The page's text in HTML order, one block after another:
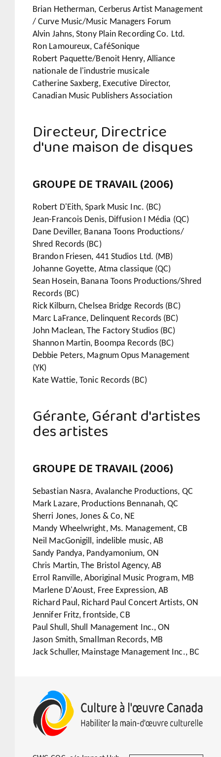
Brian Hetherman, Cerberus Artist Management
/ Curve Music/Music Managers Forum
Alvin Jahns, Stony Plain Recording Co. Ltd.
Ron Lamoureux, CaféSonique
Robert Paquette/Benoit Henry, Alliance
nationale de l'industrie musicale
Catherine Saxberg, Executive Director,
Canadian Music Publishers Association
Directeur, Directrice
d'une maison de disques
GROUPE DE TRAVAIL (2006)
Robert D'Eith, Spark Music Inc. (BC)
Jean-Francois Denis, Diffusion I Média (QC)
Dane Deviller, Banana Toons Productions/
Shred Records (BC)
Brandon Friesen, 441 Studios Ltd. (MB)
Johanne Goyette, Atma classique (QC)
Sean Hosein, Banana Toons Productions/Shred
Records (BC)
Rick Kilburn, Chelsea Bridge Records (BC)
Marc LaFrance, Delinquent Records (BC)
John Maclean, The Factory Studios (BC)
Shannon Martin, Boompa Records (BC)
Debbie Peters, Magnum Opus Management
(YK)
Kate Wattie, Tonic Records (BC)
Gérante, Gérant d'artistes
des artistes
GROUPE DE TRAVAIL (2006)
Sebastian Nasra, Avalanche Productions, QC
Mark Lazare, Productions Bennanah, QC
Sherri Jones, Jones & Co, NE
Mandy Wheelwright, Ms. Management, CB
Neil MacGonigill, indelible music, AB
Sandy Pandya, Pandyamonium, ON
Chris Martin, The Bristol Agency, AB
Errol Ranville, Aboriginal Music Program, MB
Marlene D'Aoust, Free Expression, AB
Richard Paul, Richard Paul Concert Artists, ON
Jennifer Fritz, frontside, CB
Paul Shull, Shull Management Inc., ON
Jason Smith, Smallman Records, MB
Jack Schuller, Mainstage Management Inc., BC